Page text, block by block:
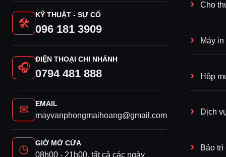
Bảo hành tận nơi – Hậu mãi chu đáo.
Máy in đa chức năng Laser màu C8003
được bảo hành 24 tháng hoặc số bản
🛠
KỸ THUẬT - SỰ CỐ
096 181 3909
🎧
ĐIỆN THOẠI CHI NHÁNH
0794 481 888
✉ EMAIL
mayvanphongmaihoang@gmail.com
◷ GIỜ MỞ CỬA
08h00 - 21h00, tất cả các ngày
Cho
Máy
Hộp
Dịch
Bảo